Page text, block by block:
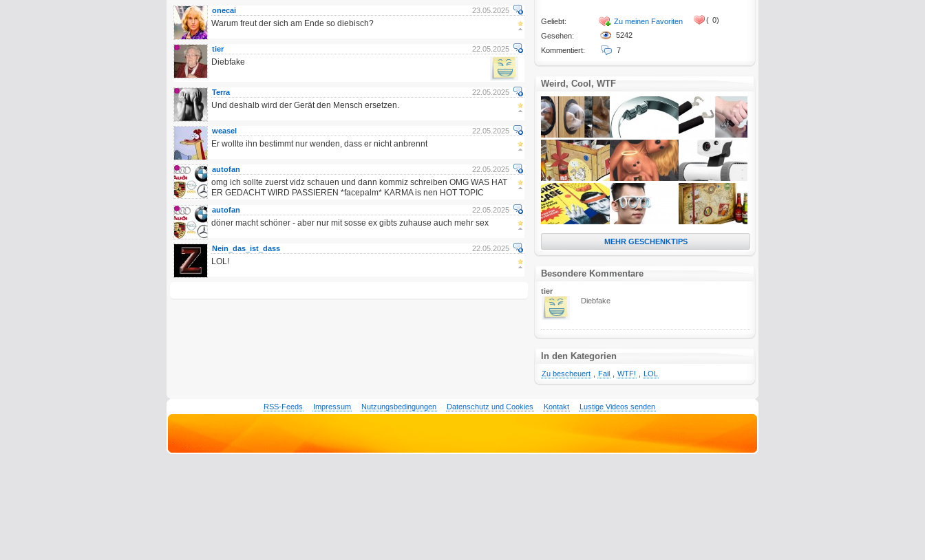
23.05.2025
onecai
Warum freut der sich am Ende so diebisch?
22.05.2025
tier
Diebfake
22.05.2025
Terra
Und deshalb wird der Gerät den Mensch ersetzen.
22.05.2025
weasel
Er wollte ihn bestimmt nur wenden, dass er nicht anbrennt
22.05.2025
autofan
omg ich sollte zuerst vidz schauen und dann kommiz schreiben OMG WAS HAT
ER GEDACHT WIRD PASSIEREN *facepalm* KARMA is nen HOT TOPIC
22.05.2025
autofan
döner macht schöner - aber nur mit sosse ex gibts zuhause auch mehr sex
22.05.2025
Nein_das_ist_dass
LOL!
Geliebt:
Gesehen:
Kommentiert:
Zu meinen Favoriten
5242
7
( 0)
Weird, Cool, WTF
MEHR GESCHENKTIPS
Besondere Kommentare
tier
Diebfake
In den Kategorien
Zu bescheuert Fail WTF! LOL
RSS-Feeds Impressum Nutzungsbedingungen Datenschutz und Cookies Kontakt Lustige Videos senden